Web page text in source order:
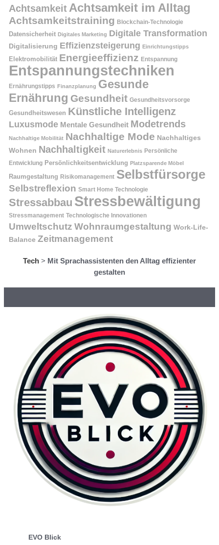
Achtsamkeit Achtsamkeit im Alltag
Achtsamkeitstraining Blockchain-Technologie
Datensicherheit Digitales Marketing Digitale Transformation
Digitalisierung Effizienzsteigerung Einrichtungstipps
Elektromobilität Energieeffizienz Entspannung
Entspannungstechniken
Ernährungstipps Finanzplanung Gesunde
Ernährung Gesundheit Gesundheitsvorsorge
Gesundheitswesen Künstliche Intelligenz
Luxusmode Mentale Gesundheit Modetrends
Nachhaltige Mobilität Nachhaltige Mode Nachhaltiges
Wohnen Nachhaltigkeit Naturerlebnis Persönliche
Entwicklung Persönlichkeitsentwicklung Platzsparende Möbel
Raumgestaltung Risikomanagement Selbstfürsorge
Selbstreflexion Smart Home Technologie
Stressabbau Stressbewältigung
Stressmanagement Technologische Innovationen
Umweltschutz Wohnraumgestaltung Work-Life-
Balance Zeitmanagement
Tech > Mit Sprachassistenten den Alltag effizienter
gestalten
EVO Blick